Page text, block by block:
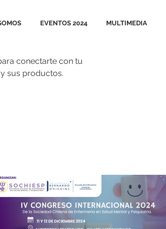
EVENTOS 2024 MULTIMEDIA
conectarte con tu
sus productos.